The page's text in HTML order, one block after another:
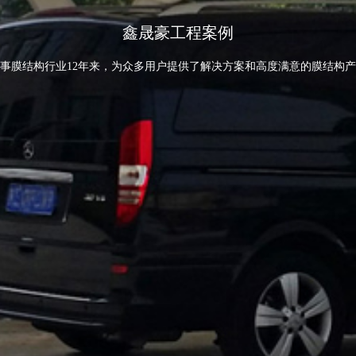
鑫晟豪工程案例
膜结构行业12年来，为众多用户提供了解决方案和高度满意的膜结构